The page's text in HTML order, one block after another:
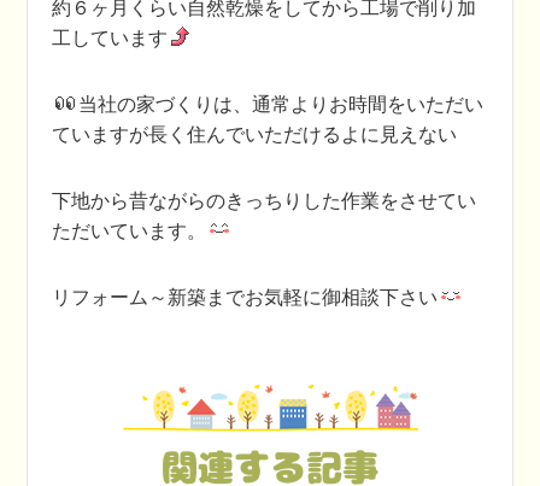
約６ヶ月くらい自然乾燥をしてから工場で削り加
工しています
当社の家づくりは、通常よりお時間をいただい
ていますが長く住んでいただけるよに見えない
下地から昔ながらのきっちりした作業をさせてい
ただいています。
リフォーム～新築までお気軽に御相談下さい
関連する記事